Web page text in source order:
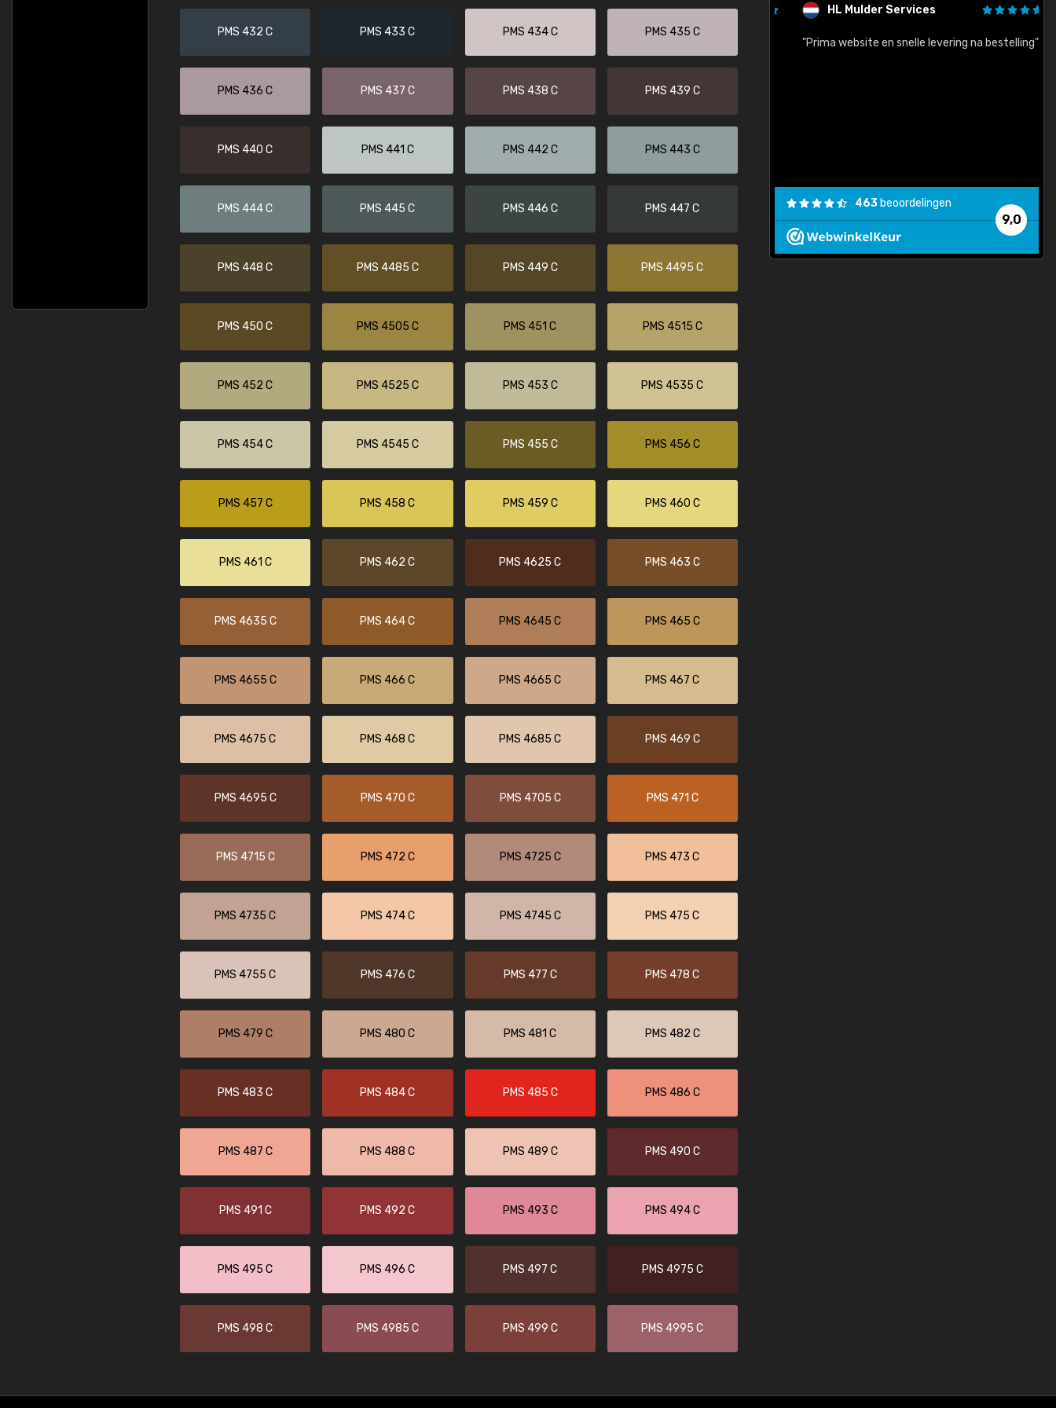
PMS 432 C PMS 433 C PMS 434 C PMS 435 C
PMS 436 C PMS 437 C PMS 438 C PMS 439 C
PMS 440 C PMS 441 C PMS 442 C PMS 443 C
PMS 444 C PMS 445 C PMS 446 C PMS 447 C
PMS 448 C PMS 4485 C PMS 449 C PMS 4495 C
PMS 450 C PMS 4505 C PMS 451 C PMS 4515 C
PMS 452 C PMS 4525 C PMS 453 C PMS 4535 C
PMS 454 C PMS 4545 C PMS 455 C PMS 456 C
PMS 457 C PMS 458 C PMS 459 C PMS 460 C
PMS 461 C PMS 462 C PMS 4625 C PMS 463 C
PMS 4635 C PMS 464 C PMS 4645 C PMS 465 C
PMS 4655 C PMS 466 C PMS 4665 C PMS 467 C
PMS 4675 C PMS 468 C PMS 4685 C PMS 469 C
PMS 4695 C PMS 470 C PMS 4705 C PMS 471 C
PMS 4715 C PMS 472 C PMS 4725 C PMS 473 C
PMS 4735 C PMS 474 C PMS 4745 C PMS 475 C
PMS 4755 C PMS 476 C PMS 477 C PMS 478 C
PMS 479 C PMS 480 C PMS 481 C PMS 482 C
PMS 483 C PMS 484 C PMS 485 C PMS 486 C
PMS 487 C PMS 488 C PMS 489 C PMS 490 C
PMS 491 C PMS 492 C PMS 493 C PMS 494 C
PMS 495 C PMS 496 C PMS 497 C PMS 4975 C
PMS 498 C PMS 4985 C PMS 499 C PMS 4995 C
Kambier BV HL Mulder Services
"Prima website en snelle levering na bestelling"
9,0
463 beoordelingen